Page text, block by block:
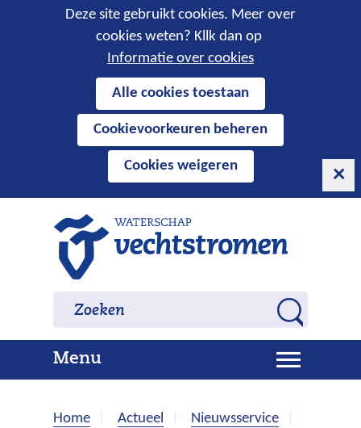
Cookies
toestaan?
Deze site gebruikt cookies. Meer over
cookies weten? Kllk dan op
Informatie over cookies
cookies
deze
website
worden
toegestaan
geweigerd.
Alle cookies toestaan
Cookievoorkeuren beheren
Cookies weigeren
naar
o
e
k
Zoeken Zoeken
MenuU
i
Home Actueel
Nieuwsservice